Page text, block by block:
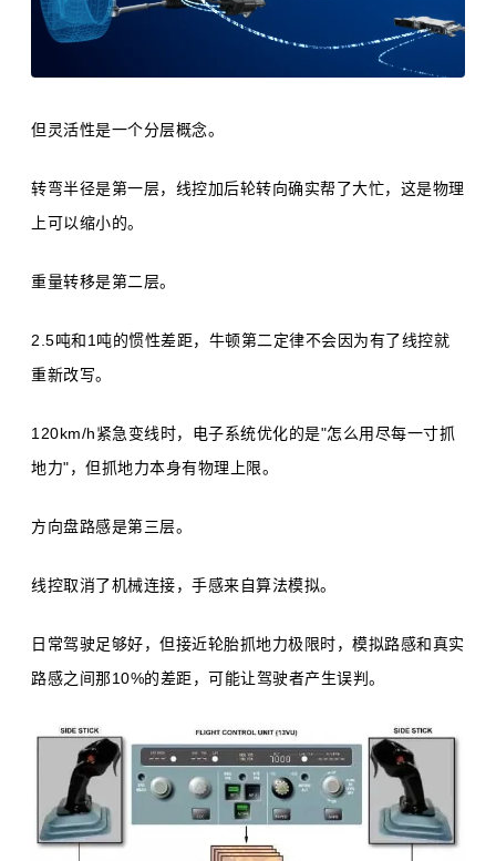
但灵活性是一个分层概念。
转弯半径是第一层，线控加后轮转向确实帮了大忙，这是物理
上可以缩小的。
重量转移是第二层。
2.5吨和1吨的惯性差距，牛顿第二定律不会因为有了线控就
重新改写。
120km/h紧急变线时，电子系统优化的是"怎么用尽每一寸抓
地力"，但抓地力本身有物理上限。
方向盘路感是第三层。
线控取消了机械连接，手感来自算法模拟。
日常驾驶足够好，但接近轮胎抓地力极限时，模拟路感和真实
路感之间那10%的差距，可能让驾驶者产生误判。